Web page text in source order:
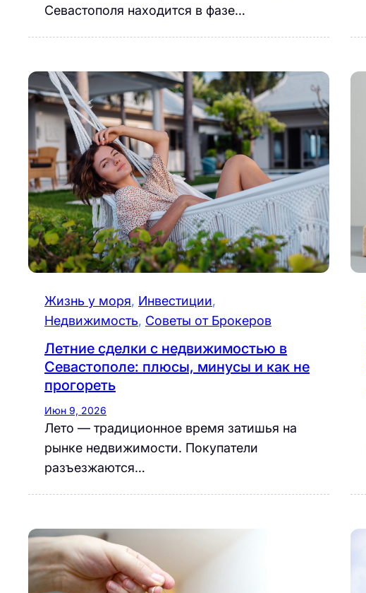
Севастополя находится в фазе…
Жизнь у моря, Инвестиции
Недвижимость, Советы от Брокеров
Летние сделки с недвижимостью в
Севастополе: плюсы, минусы и как не
прогореть
Июн 9, 2026
Лето — традиционное время затишья на
рынке недвижимости. Покупатели
разъезжаются…